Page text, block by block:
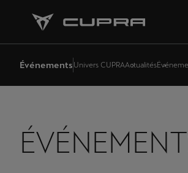
Événements Univers CUPRAActualités